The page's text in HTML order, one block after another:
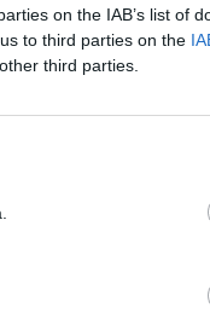
on the IAB’s list of
to third parties on the
third parties.
e arriva
Cus Cagliari
e Nenna
lo zoccolo
colpo Coghinas